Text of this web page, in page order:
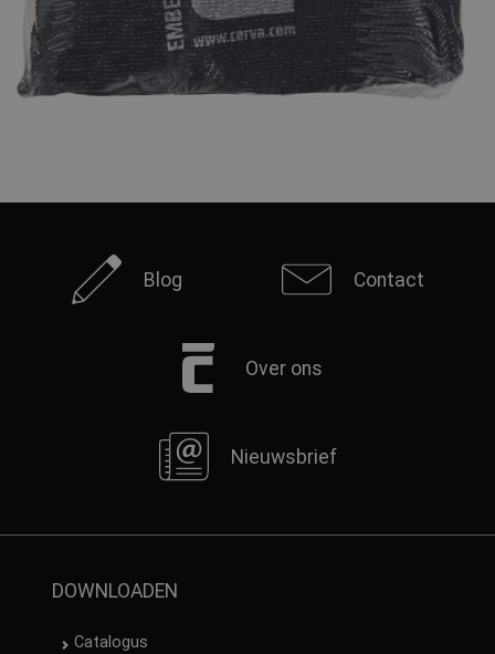
Blog Contact
Over ons
Nieuwsbrief
DOWNLOADEN
Catalogus